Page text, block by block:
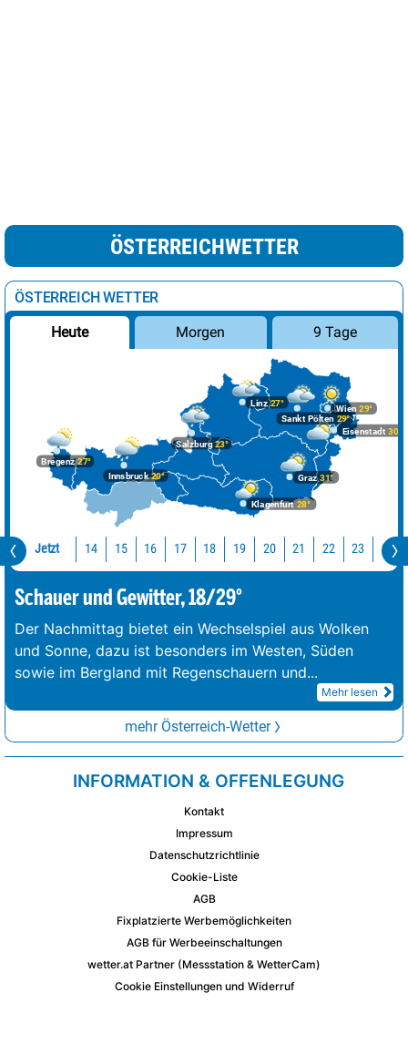
ÖSTERREICHWETTER
ÖSTERREICH WETTER
Heute Morgen 9 Tage
Bregenz27°
Graz31°
Innsbruck20°
Klagenfurt 28°
Linz27°
Salzburg23°
Wien 29°
Eisenstadt 30°
Sankt Pölten 29°
Jetzt 14 15 16 17 18 19 20 21 22 23 0
Schauer und Gewitter, 18/29°
Der Nachmittag bietet ein Wechselspiel aus Wolken
und Sonne, dazu ist besonders im Westen, Süden
sowie im Bergland mit Regenschauern und...
Mehr lesen
mehr Österreich-Wetter
INFORMATION & OFFENLEGUNG
Kontakt
Impressum
Datenschutzrichtlinie
Cookie-Liste
AGB
Fixplatzierte Werbemöglichkeiten
AGB für Werbeeinschaltungen
wetter.at Partner (Messstation & WetterCam)
Cookie Einstellungen und Widerruf